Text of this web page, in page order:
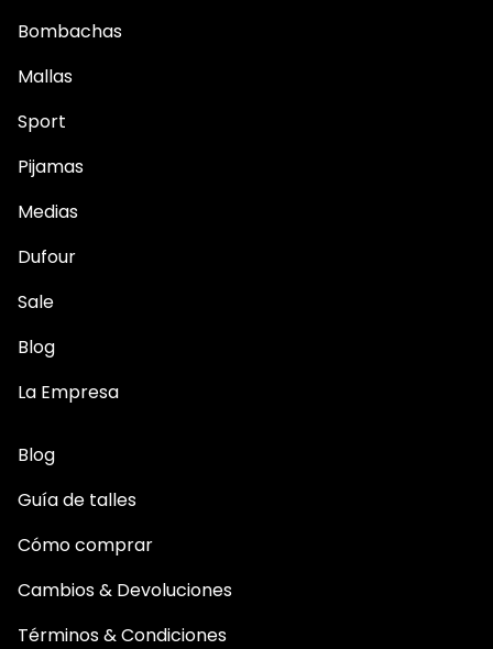
Bombachas
Mallas
Sport
Pijamas
Medias
Dufour
Sale
Blog
La Empresa
Blog
Guía de talles
Cómo comprar
Cambios & Devoluciones
Términos & Condiciones